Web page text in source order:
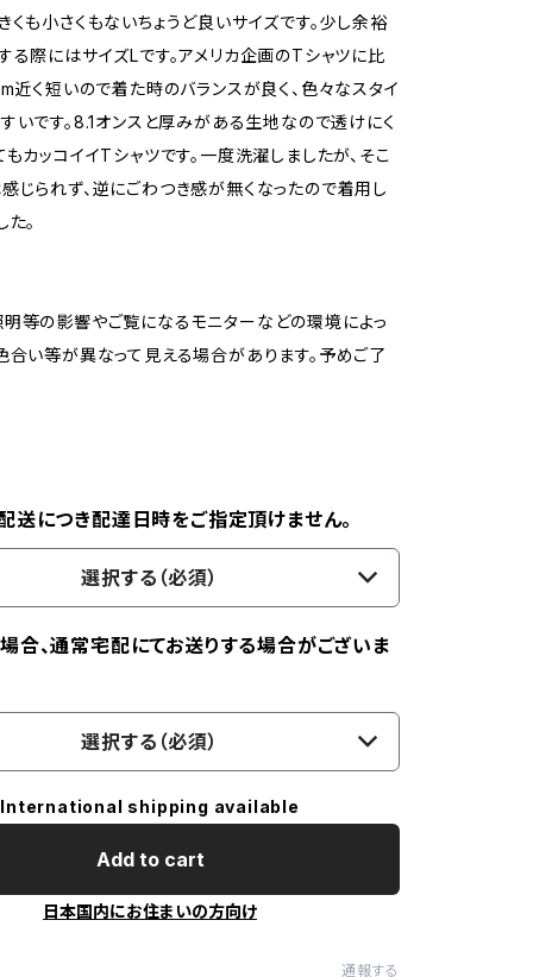
くも小さくもないちょうど良いサイズです。少し余裕
る際にはサイズLです。アメリカ企画のTシャツに比
近く短いので着た時のバランスが良く、色々なスタイ
いです。8.1オンスと厚みがある生地なので透けにく
もカッコイイTシャツです。一度洗濯しましたが、そこ
じられず、逆にごわつき感が無くなったので着用し
。
等の影響やご覧になるモニターなどの環境によっ
合い等が異なって見える場合があります。予めご了
につき配達日時をご指定頂けません。
選択する（必須）
合、通常宅配にてお送りする場合がございま
選択する（必須）
International shipping available
Add to cart
日本国内にお住まいの方向け
通報する